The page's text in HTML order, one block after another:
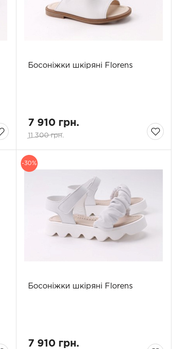
Босоніжки шкіряні Florens
7 910 грн.
11 300 грн.
-30%
Босоніжки шкіряні Florens
7 910 грн.